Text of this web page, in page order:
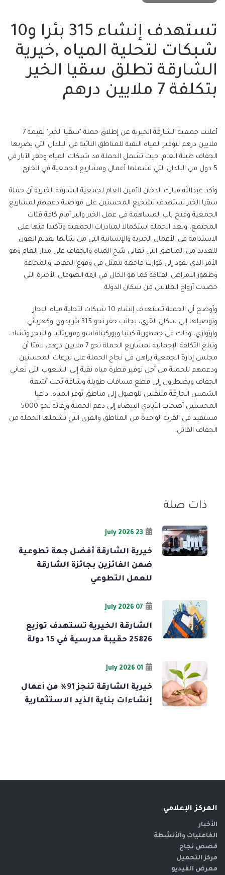
تستهدف إنشاء 315 بئرا و10
شبكات لتحلية المياه ,خيرية
الشارقة تطلق سقيا الخير
بتكلفة 7 ملايين درهم
أعلنت جمعية الشارقة الخيرية عن إطلاق حملة "سقيا الخير" بقيمة 7
ملايين درهم لتوفير المياه النقية للمناطق النائية في البلدان التي يضربها
الجفاف طيلة العام، حيث تشمل الحملة مد شبكات المياه وحفر الآبار في
5 دول من البلدان التي تشملها أعمال ومشاريع الجمعية في الخارج.
وأكد عبدالله مبارك الدخان الأمين العام لجمعية الشارقة الخيرية أن حملة
سقيا الخير تستهدف تشجيع المحسنين على مواصلة دعمهم لمشاريع
الجمعية وفتح باب المساهمة في عمل الخير والبر أمام كافة فئات
المجتمع، وتعد الحملة استكمالا لمبادرات الجمعية وتأكيدا منها على
الاستدامة في الأعمال الخيرية والإنسانية التي من شأنها تقديم العون
للعديد من المناطق التي تعاني شح المياه والجفاف على مدار العام وهو
الأمر الذي يقود إلى كوارث فاجعة تتمثل في وقوع الجفاف والمجاعة
وظهور الامراض الفتاكة كما هو الحال في ازمة الصومال الأخيرة التي
حصدت أرواح الملايين من سكان الدولة.
وأوضح أن الحملة تستهدف إنشاء 10 شبكات لتحلية مياه البحار
وتوصيلها إلى سكان القرى، بجانب حفر نحو 315 بئر يدوي وكهربائي
وارتوازي، وذلك في جمهورية كينيا وبوركينافاسو وموريتانيا والنيجر وتشاد،
وتبلغ التكلفة الإجمالية لمشاريع الحملة نحو 7 ملايين درهم، لافتا أن
مجلس إدارة الجمعية يراهن في نجاح الحملة على تبرعات المحسنين
ودعمهم للحملة من أجل توفير قطرة مياه نقية إلى الشعوب التي تعاني
الجفاف ويضطرون إلى قطع مسافات طويلة وشاقة تحت أشعة
الشمس الحارقة متنقلين للوصول إلى مناطق توفر المياه، داعيا
المحسنين أصحاب الأيادي البيضاء إلى دعم الحملة وإغاثة نحو 5000
مستفيد في القرية الواحدة من المناطق والقرى التي تشملها الحملة من
الجفاف القاتل.
ذات صلة
23 July 2026
خيرية الشارقة أفضل جهة تطوعية
ضمن الفائزين بجائزة الشارقة
للعمل التطوعي
07 July 2026
الشارقة الخيرية تستهدف توزيع
25826 حقيبة مدرسية في 15 دولة
01 July 2026
خيرية الشارقة تنجز 91% من أعمال
إنشاءات بناية الذيد الاستثمارية
المركز الإعلامي
الأخبار
الفاعليات والأنشطة
قصص نجاح
مركز التحميل
معرض الفيديو